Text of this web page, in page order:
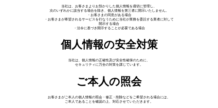
当社は、お客さまよりお預かりした個人情報を適切に管理し、
次のいずれかに該当する場合を除き、個人情報を第三者に開示いたしません。
・お客さまの同意がある場合
・お客さまが希望されるサービスを行なうために当社が業務を委託する業者に対して
開示する場合
・法令に基づき開示することが必要である場合
個人情報の安全対策
当社は、個人情報の正確性及び安全性確保のために、
セキュリティに万全の対策を講じています。
ご本人の照会
お客さまがご本人の個人情報の照会・修正・削除などをご希望される場合には、
ご本人であることを確認の上、対応させていただきます。